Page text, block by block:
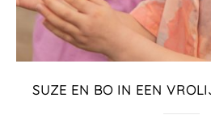
SUZE EN BO IN EEN